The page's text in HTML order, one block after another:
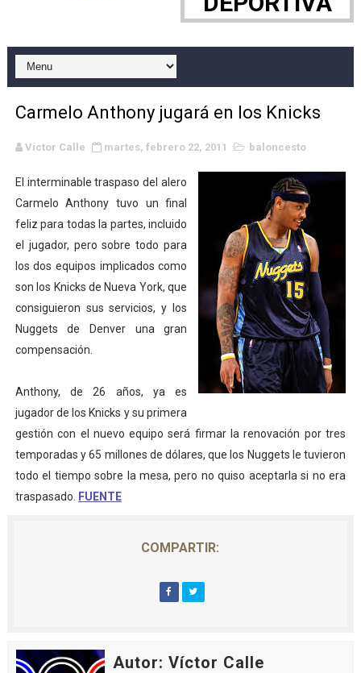
Raquel Rodriguez es la nueva monarca
Athletes Unlimited Softball League 2026 - Las Utah
Mundial de piragüismo slalom 2026 (Oklahoma City,
Campeonato de Europa de saltos 2026 (París,
Tour de Francia femenino 2026 - Etapa 6
Women's Pro Baseball League 2026
Campeonato de Europa en aguas abiertas 2026
Campeonato de Europa de pentatlón moderno 2026
Campeonato de Europa de natación artística 2026
AEW - Adam Page con Brodido desbancan una
Canadá Open 2026
Mundial de MotoGP 2026 - GP Gran Bretaña
Carmelo Anthony jugará en los Knicks
Víctor Calle martes, febrero 22, 2011 baloncesto
El interminable traspaso del alero
Carmelo Anthony tuvo un final
feliz para todas la partes, incluido
el jugador, pero sobre todo para
los dos equipos implicados como
son los Knicks de Nueva York, que
consiguieron sus servicios, y los
Nuggets de Denver una gran
compensación.
Anthony, de 26 años, ya es
jugador de los Knicks y su primera
gestión con el nuevo equipo será firmar la renovación por tres
temporadas y 65 millones de dólares, que los Nuggets le tuvieron
todo el tiempo sobre la mesa, pero no quiso aceptarla si no era
traspasado.
FUENTE
COMPARTIR:
Autor: Víctor Calle